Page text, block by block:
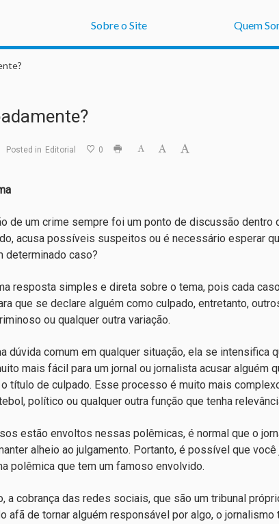
Sobre o Site Quem
Posted in Editorial 0
de um crime sempre foi um ponto de discussão dentro
acusa possíveis suspeitos ou é necessário esperar
determinado caso?
resposta simples e direta sobre o tema, pois cada
que se declare alguém como culpado, entretanto,
ou qualquer outra variação.
dúvida comum em qualquer situação, ela se intensifica
mais fácil para um jornal ou jornalista acusar alguém
título de culpado. Esse processo é muito mais
político ou qualquer outra função que tenha
estão envoltos nessas polêmicas, é normal que o
alheio ao julgamento. Portanto, é possível que
polêmica que tem um famoso envolvido.
a cobrança das redes sociais, que são um tribunal
afã de tornar alguém responsável por algo, o